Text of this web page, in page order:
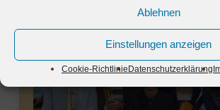
Ablehnen
Einstellungen anzeigen
Cookie-RichtlinieDatenschutzerklärung